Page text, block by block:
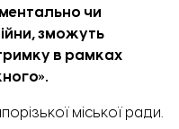
ментально чи
зможуть
в рамках
міської ради.